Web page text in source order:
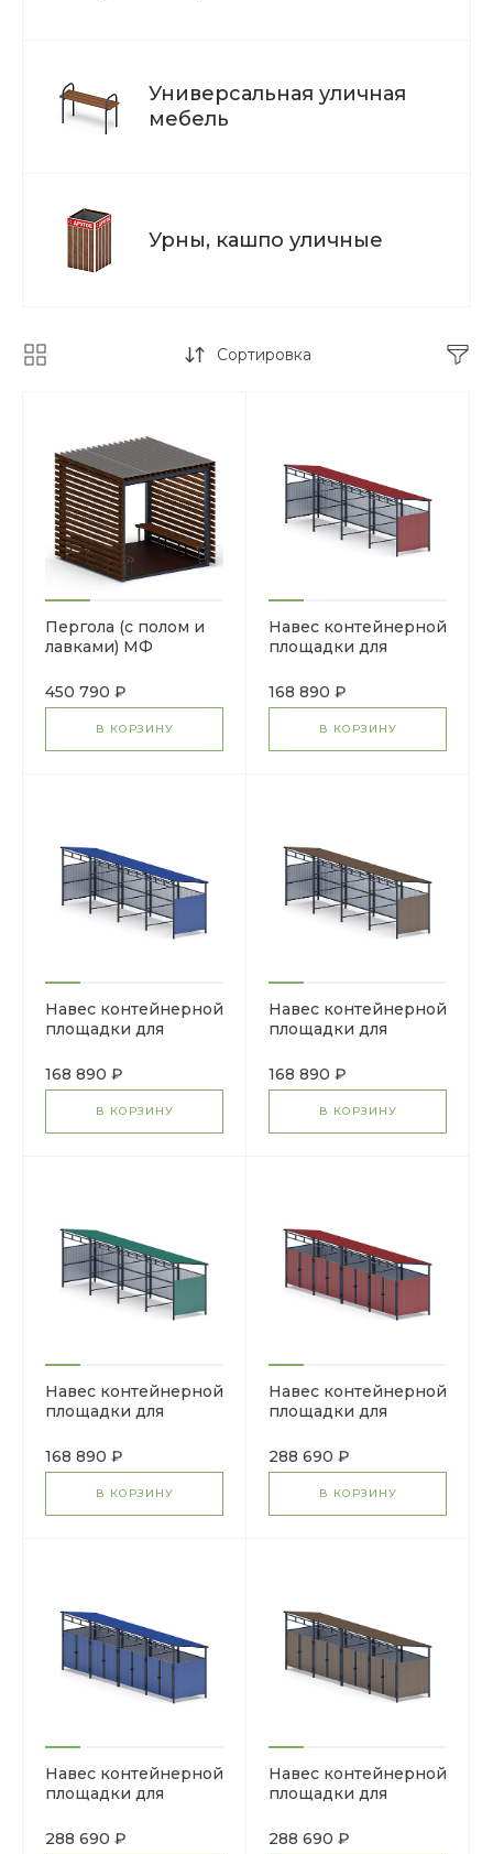
Универсальная уличная
мебель
Урны, кашпо уличные
Сортировка
Пергола (с полом и
лавками) МФ
450 790 ₽
В КОРЗИНУ
Навес контейнерной
площадки для
МФ 55.02.03.4-04
168 890 ₽
В КОРЗИНУ
Навес контейнерной
площадки для
МФ 55.02.03.4-03
168 890 ₽
В КОРЗИНУ
Навес контейнерной
площадки для
МФ 55.02.03.4-02
168 890 ₽
В КОРЗИНУ
Навес контейнерной
площадки для
МФ 55.02.03.4-01
168 890 ₽
В КОРЗИНУ
Навес контейнерной
площадки для
МФ 55.02.02.4-04
288 690 ₽
В КОРЗИНУ
Навес контейнерной
площадки для
МФ 55.02.02.4-03
288 690 ₽
Навес контейнерной
площадки для
МФ 55.02.02.4-02
288 690 ₽